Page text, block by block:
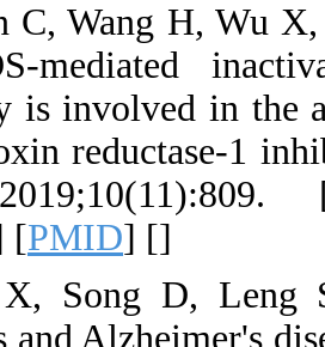
24. Wen C,
al. ROS-
pathway is
thioredoxin
Dis.
2035-x
25. Li X,
diabetes and